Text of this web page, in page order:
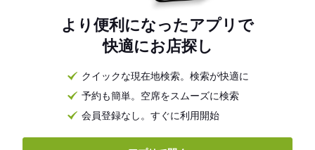
より便利になったアプリで
快適にお店探し
クイックな現在地検索。検索が快適に
予約も簡単。空席をスムーズに検索
会員登録なし。すぐに利用開始